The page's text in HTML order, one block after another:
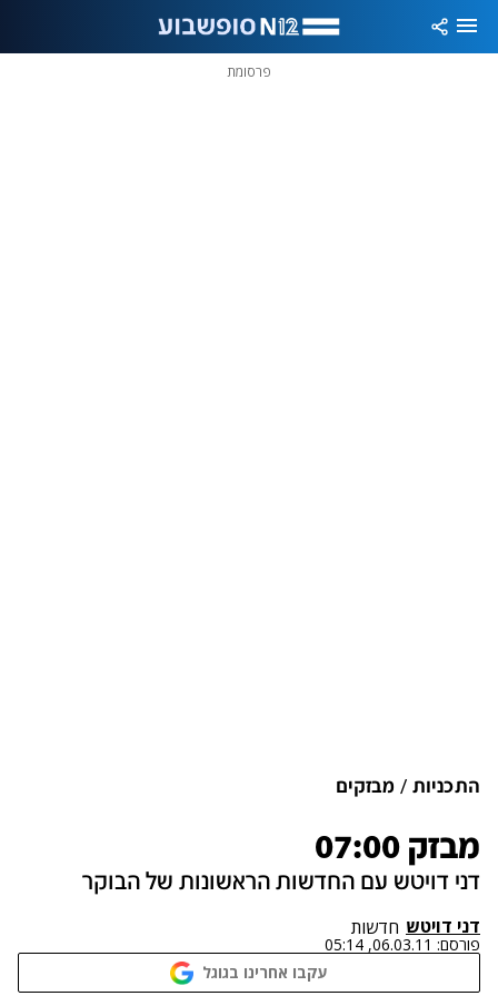
פרסומת
התכניות מבזקים
מבזק 07:00
דני דויטש עם החדשות הראשונות של הבוקר
דני דויטש חדשות
פורסם: 06.03.11, 05:14
עקבו אחרינו בגוגל